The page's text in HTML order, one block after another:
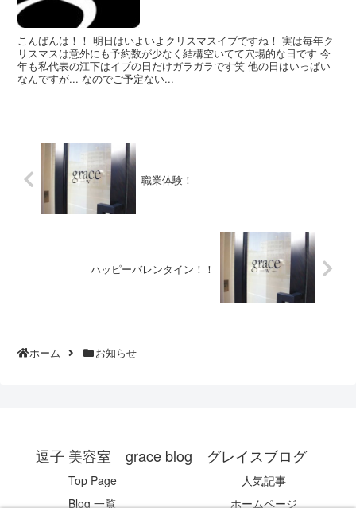
こんばんは！！ 明日はいよいよクリスマスイブですね！ 実は毎年ク
リスマスは意外にも予約数が少なく結構空いてて穴場的な日です 今
年も私代表の江下はイブの日だけガラガラです笑 他の日はいっぱい
なんですが... なのでご予定ない...
職業体験！
ハッピーバレンタイン！！
ホーム お知らせ
逗子 美容室 grace blog グレイスブログ
Top Page
人気記事
Blog 一覧
ホームページ